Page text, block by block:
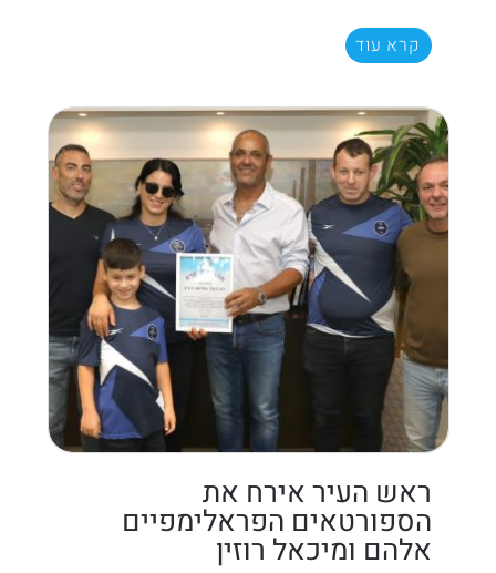
קרא עוד
ראש העיר אירח את
הספורטאים הפראלימפיים
אלהם ומיכאל רוזין